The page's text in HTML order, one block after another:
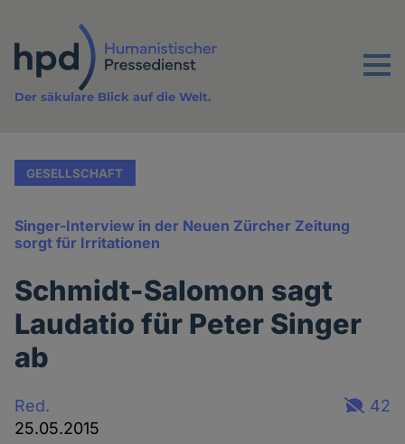
Inhalt
Menu
Der säkulare Blick auf die Welt.
GESELLSCHAFT
Singer-Interview in der Neuen Zürcher Zeitung
sorgt für Irritationen
Schmidt-Salomon sagt
Laudatio für Peter Singer
ab
Red.
25.05.2015
42